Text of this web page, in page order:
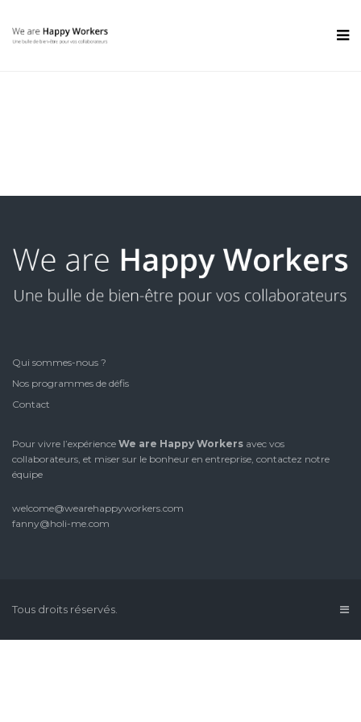
Qui sommes-nous ?
Nos programmes de défis
Contact
Pour vivre l’expérience We are Happy Workers avec vos
collaborateurs, et miser sur le bonheur en entreprise, contactez notre
équipe
welcome@wearehappyworkers.com
fanny@holi-me.com
Tous droits réservés.